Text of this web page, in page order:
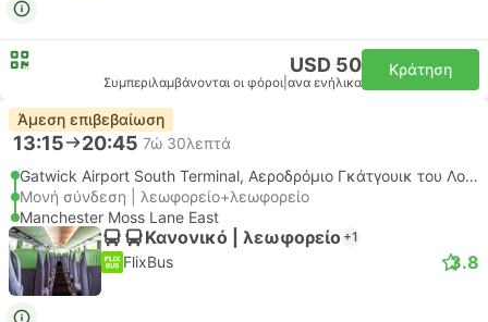
USD 50
Συμπεριλαμβάνονται οι φόροι ανα ενήλικα
Κράτηση
Άμεση επιβεβαίωση
13:15 20:45 7ώ 30λεπτά
Gatwick Airport South Terminal, Αεροδρόμιο Γκάτγουικ του Λονδίνου
Μονή σύνδεση | λεωφορείο+λεωφορείο
Manchester Moss Lane East
Κανονικό | λεωφορείο +1
FlixBus 3.8